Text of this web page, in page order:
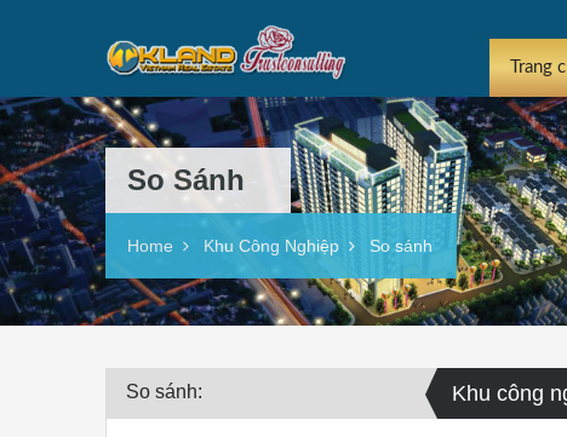
Trang
So Sánh
Home Khu Công Nghiệp So sánh
So sánh: Khu công